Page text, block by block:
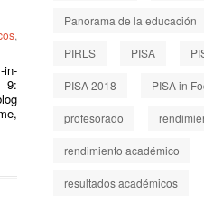
,
in-
Panorama de la educación
PIRLS PISA
PISA 2018 PISA in
profesorado
rendimiento académico
resultados académicos